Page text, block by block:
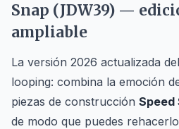
Snap (JDW39) —
ampliable
La versión 2026 actualizada
looping: combina la emoción
piezas de construcción Speed
de modo que puedes